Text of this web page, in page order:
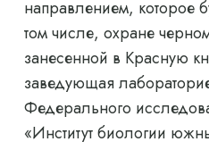
направлением, которое
том числе, охране
занесенной в Красную
заведующая
Федерального
«Институт биологии